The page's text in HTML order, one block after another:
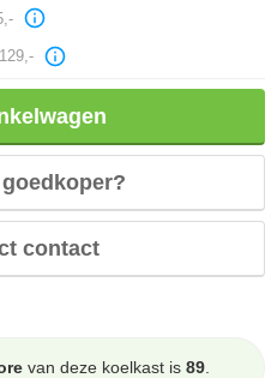
129,-
contact
van deze koelkast is 89